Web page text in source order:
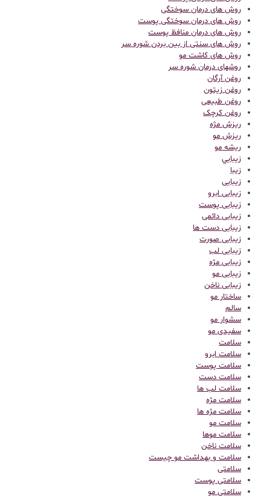
روش های درمان سوختگی
روش های درمان سوختگی پوست
روش های درمان منافظ پوست
روش های سنتی از بین بردن شوره سر
روش های کاشت مو
روشهای درمان شوره سر
روغن آرگان
روغن زیتون
روغن طبیعی
روغن کرچک
ریزش مژه
ریزش مو
ریشه مو
زيبايي
زیبا
زیبایی
زیبایی ابرو
زیبایی پوست
زیبایی دائمی
زیبایی دست ها
زیبایی صورت
زیبایی لب
زیبایی مژه
زیبایی مو
زیبایی ناخن
ساختار مو
سالم
سشوار مو
سفیدی مو
سلامت
سلامت ابرو
سلامت پوست
سلامت دست
سلامت لب ها
سلامت مژه
سلامت مژه ها
سلامت مو
سلامت موها
سلامت ناخن
سلامت و بهداشت مو چیست
سلامتی
سلامتی پوست
سلامتی مو